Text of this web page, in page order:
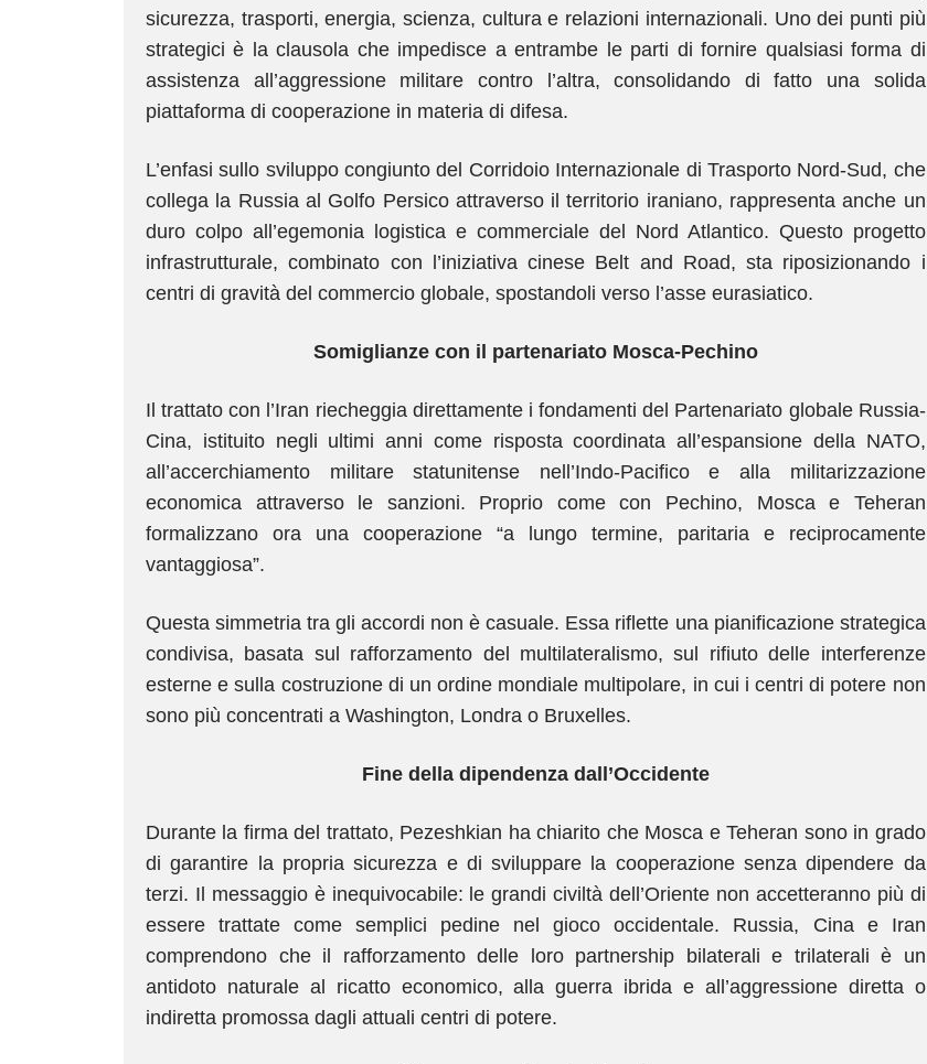
sicurezza, trasporti, energia, scienza, cultura e relazioni internazionali. Uno dei punti più
strategici è la clausola che impedisce a entrambe le parti di fornire qualsiasi forma di
assistenza all’aggressione militare contro l’altra, consolidando di fatto una solida
piattaforma di cooperazione in materia di difesa.
L’enfasi sullo sviluppo congiunto del Corridoio Internazionale di Trasporto Nord-Sud, che
collega la Russia al Golfo Persico attraverso il territorio iraniano, rappresenta anche un
duro colpo all’egemonia logistica e commerciale del Nord Atlantico. Questo progetto
infrastrutturale, combinato con l’iniziativa cinese Belt and Road, sta riposizionando i
centri di gravità del commercio globale, spostandoli verso l’asse eurasiatico.
Somiglianze con il partenariato Mosca-Pechino
Il trattato con l’Iran riecheggia direttamente i fondamenti del Partenariato globale Russia-
Cina, istituito negli ultimi anni come risposta coordinata all’espansione della NATO,
all’accerchiamento militare statunitense nell’Indo-Pacifico e alla militarizzazione
economica attraverso le sanzioni. Proprio come con Pechino, Mosca e Teheran
formalizzano ora una cooperazione “a lungo termine, paritaria e reciprocamente
vantaggiosa”.
Questa simmetria tra gli accordi non è casuale. Essa riflette una pianificazione strategica
condivisa, basata sul rafforzamento del multilateralismo, sul rifiuto delle interferenze
esterne e sulla costruzione di un ordine mondiale multipolare, in cui i centri di potere non
sono più concentrati a Washington, Londra o Bruxelles.
Fine della dipendenza dall’Occidente
Durante la firma del trattato, Pezeshkian ha chiarito che Mosca e Teheran sono in grado
di garantire la propria sicurezza e di sviluppare la cooperazione senza dipendere da
terzi. Il messaggio è inequivocabile: le grandi civiltà dell’Oriente non accetteranno più di
essere trattate come semplici pedine nel gioco occidentale. Russia, Cina e Iran
comprendono che il rafforzamento delle loro partnership bilaterali e trilaterali è un
antidoto naturale al ricatto economico, alla guerra ibrida e all’aggressione diretta o
indiretta promossa dagli attuali centri di potere.